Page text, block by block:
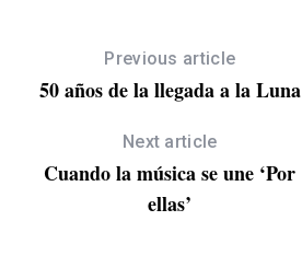
Previous article
50 años de la llegada a la Luna
Next article
Cuando la música se une ‘Por
ellas’